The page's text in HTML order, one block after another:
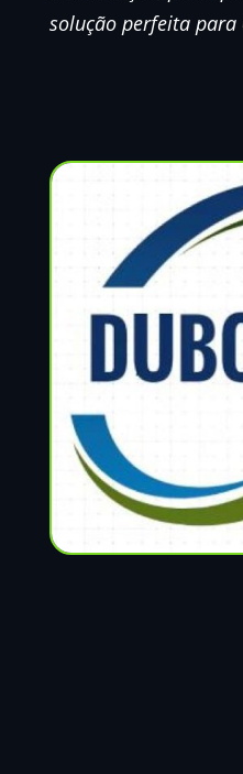
solução perfeita para